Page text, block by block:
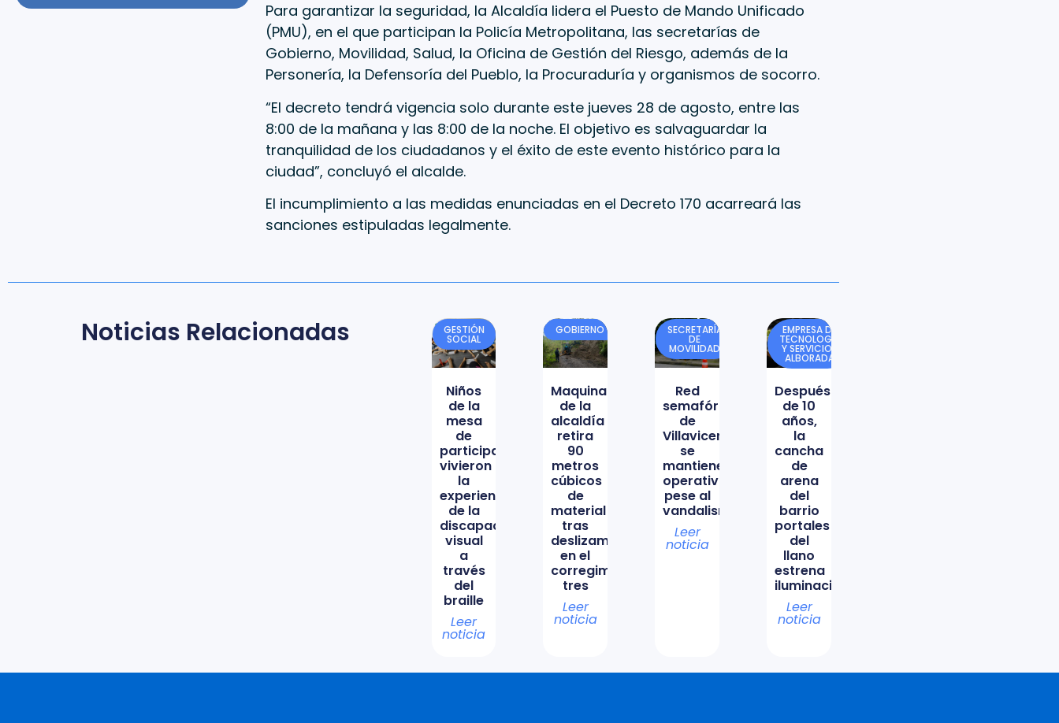
Para garantizar la seguridad, la Alcaldía lidera el Puesto de Mando Unificado
(PMU), en el que participan la Policía Metropolitana, las secretarías de
Gobierno, Movilidad, Salud, la Oficina de Gestión del Riesgo, además de la
Personería, la Defensoría del Pueblo, la Procuraduría y organismos de socorro.
“El decreto tendrá vigencia solo durante este jueves 28 de agosto, entre las
8:00 de la mañana y las 8:00 de la noche. El objetivo es salvaguardar la
tranquilidad de los ciudadanos y el éxito de este evento histórico para la
ciudad”, concluyó el alcalde.
El incumplimiento a las medidas enunciadas en el Decreto 170 acarreará las
sanciones estipuladas legalmente.
Noticias Relacionadas GESTIÓN
SOCIAL
Niños
de la
mesa
de
participación
vivieron
la
experiencia
de la
discapacidad
visual
a
través
del
braille
Leer
noticia
GOBIERNO
Maquinaria
de la
alcaldía
retira
90
metros
cúbicos
de
material
tras
deslizamiento
en el
corregimiento
tres
Leer
noticia
SECRETARÍA
DE
MOVILIDAD
Red
semafórica
de
Villavicencio
se
mantiene
operativa
pese al
vandalismo
Leer
noticia
EMPRESA DE
TECNOLOGÍA
Y SERVICIOS
ALBORADA
Después
de 10
años,
la
cancha
de
arena
del
barrio
portales
del
llano
estrena
iluminación
Leer
noticia